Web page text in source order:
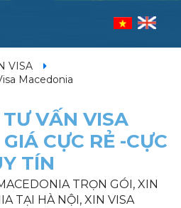
VISA
Macedonia
VẤN VISA
CỰC RẺ -CỰC
TÍN
TRỌN GÓI, XIN
TẠI HÀ NỘI, XIN VISA